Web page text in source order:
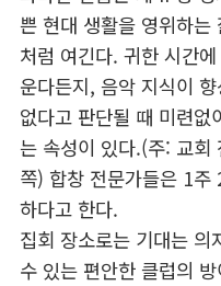
쁜 현대 생활을 영위하는
처럼 여긴다. 귀한 시간
운다든지, 음악 지식이
없다고 판단될 때 미련없
는 속성이 있다.(주: 교
쪽) 합창 전문가들은 1주
하다고 한다.
집회 장소로는 기대는 의
수 있는 편안한 클럽의